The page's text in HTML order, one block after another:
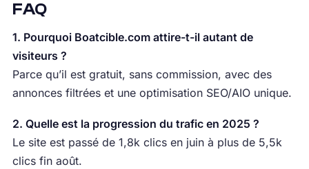
FAQ
1. Pourquoi Boatcible.com attire-t-il autant de
visiteurs ?
Parce qu’il est gratuit, sans commission, avec des
annonces filtrées et une optimisation SEO/AIO unique.
2. Quelle est la progression du trafic en 2025 ?
Le site est passé de 1,8k clics en juin à plus de 5,5k
clics fin août.